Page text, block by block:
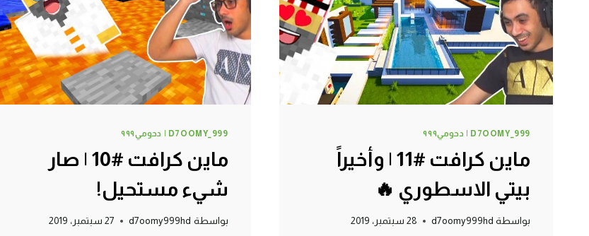
D7OOMY_999 | دحومي٩٩٩
ماين كرافت #11 | وأخيراً
بيتي الاسطوري 🔥
بواسطة d7oomy999hd 28 سبتمبر، 2019
D7OOMY_999 | دحومي٩٩٩
ماين كرافت #10 | صار
شيء مستحيل!
بواسطة d7oomy999hd 27 سبتمبر، 2019